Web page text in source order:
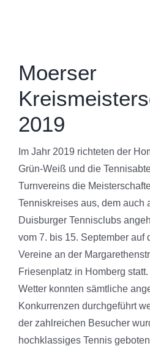
Moerser
2019
Im Jahr 2019 richteten der
Grün-Weiß und die
Turnvereins die
Tenniskreises aus, dem auch
Duisburger Tennisclubs
vom 7. bis 15. September auf
Vereine an der
Friesenplatz in Homberg
Wetter konnten sämtliche
Konkurrenzen durchgeführt
der zahlreichen Besucher
hochklassiges Tennis